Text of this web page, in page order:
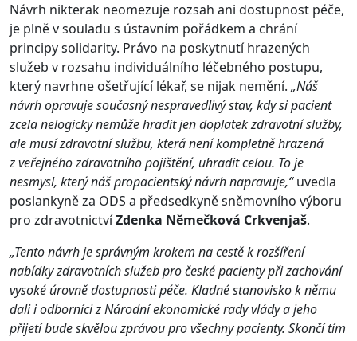
Návrh nikterak neomezuje rozsah ani dostupnost péče,
je plně v souladu s ústavním pořádkem a chrání
principy solidarity. Právo na poskytnutí hrazených
služeb v rozsahu individuálního léčebného postupu,
který navrhne ošetřující lékař, se nijak nemění.„Náš
návrh opravuje současný nespravedlivý stav, kdy si pacient
zcela nelogicky nemůže hradit jen doplatek zdravotní služby,
ale musí zdravotní službu, která není kompletně hrazená
z veřejného zdravotního pojištění, uhradit celou. To je
nesmysl, který náš propacientský návrh napravuje,“uvedla
poslankyně za ODS a předsedkyně sněmovního výboru
pro zdravotnictvíZdenka Němečková Crkvenjaš.
„Tento návrh je správným krokem na cestě k rozšíření
nabídky zdravotních služeb pro české pacienty při zachování
vysoké úrovně dostupnosti péče. Kladné stanovisko k němu
dali i odborníci z Národní ekonomické rady vlády a jeho
přijetí bude skvělou zprávou pro všechny pacienty. Skončí tím